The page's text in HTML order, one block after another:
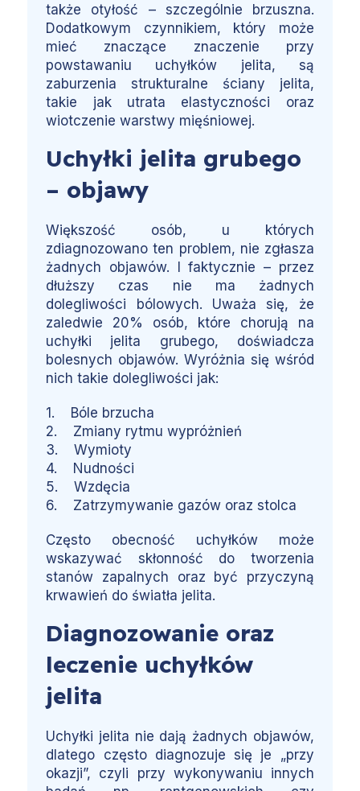
także otyłość – szczególnie brzuszna.
Dodatkowym czynnikiem, który może
mieć znaczące znaczenie przy
powstawaniu uchyłków jelita, są
zaburzenia strukturalne ściany jelita,
takie jak utrata elastyczności oraz
wiotczenie warstwy mięśniowej.
Uchyłki jelita grubego
– objawy
Większość osób, u których
zdiagnozowano ten problem, nie zgłasza
żadnych objawów. I faktycznie – przez
dłuższy czas nie ma żadnych
dolegliwości bólowych. Uważa się, że
zaledwie 20% osób, które chorują na
uchyłki jelita grubego, doświadcza
bolesnych objawów. Wyróżnia się wśród
nich takie dolegliwości jak:
1. Bóle brzucha
2. Zmiany rytmu wypróżnień
3. Wymioty
4. Nudności
5. Wzdęcia
6. Zatrzymywanie gazów oraz stolca
Często obecność uchyłków może
wskazywać skłonność do tworzenia
stanów zapalnych oraz być przyczyną
krwawień do światła jelita.
Diagnozowanie oraz
leczenie uchyłków
jelita
Uchyłki jelita nie dają żadnych objawów,
dlatego często diagnozuje się je „przy
okazji”, czyli przy wykonywaniu innych